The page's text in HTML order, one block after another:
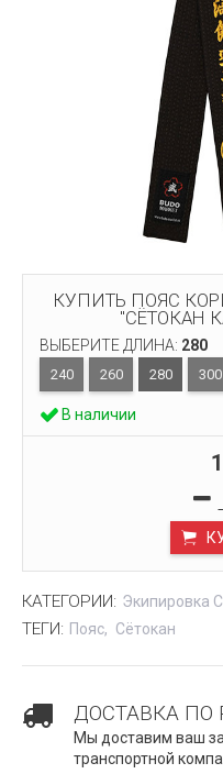
КУПИТЬ ПОЯС
"СЁТОКАН
ВЫБЕРИТЕ ДЛИНА: 280
240 260 280 300
В наличии
КАТЕГОРИИ: Экипировка
ТЕГИ: Пояс Сётокан
ДОСТАВКА ПО
Мы доставим ваш
транспортной